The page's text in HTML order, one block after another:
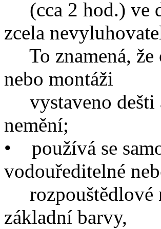
(cca 2 hod.) ve
zcela
To znamená, že
nebo montáži
vystaveno dešti
nemění;
•
používá se
vodouředitelné
rozpouštědlové
základní barvy,